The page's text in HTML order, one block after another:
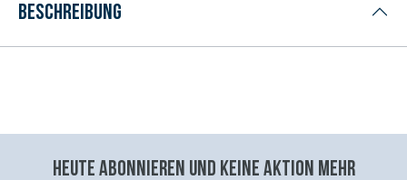
Beschreibung
Heute abonnieren und keine aktion mehr